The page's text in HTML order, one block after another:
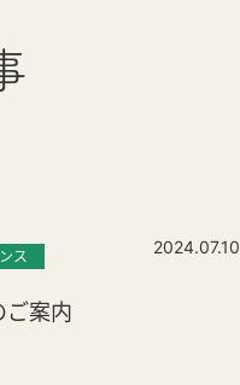
ス 2024.07.10
ご案内